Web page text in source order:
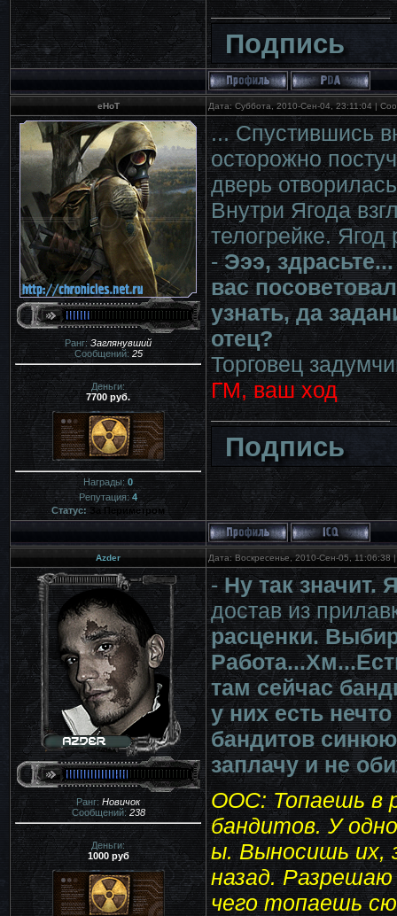
Подпись
eHoT Дата: Суббота, 2010-Сен-04, 23:11:04 |
Ранг:Заглянувший
Сообщений: 25
Деньги:
7700 руб.
Награды: 0
Репутация:4
Статус: За Периметром
... Спустившись
осторожно
дверь
Внутри Ягода
телогрейке.
-Эээ,
вас
узнать, да
отец?
Торговец
ГМ, ваш ход
Подпись
Azder Дата: Воскресенье, 2010-Сен-05,
Ранг:Новичок
Сообщений: 238
Деньги:
1000 руб
-Ну так значит.
достав из
расценки.
там сейчас
у них есть
бандитов
заплачу и не
ООС: Топаешь в
бандитов. У
ы. Выносишь их,
назад.
чего топаешь